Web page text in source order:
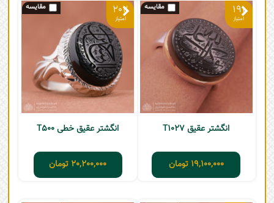
191
انگشتر عقیق T1027
19,100,000 تومان
202
انگشتر عقیق خطی T500
20,200,000 تومان